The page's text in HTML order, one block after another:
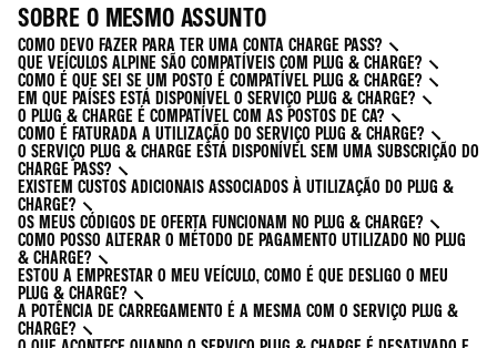
SOBRE O MESMO ASSUNTO
COMO DEVO FAZER PARA TER UMA CONTA CHARGE PASS?
QUE VEÍCULOS ALPINE SÃO COMPATÍVEIS COM PLUG & CHARGE?
COMO É QUE SEI SE UM POSTO É COMPATÍVEL PLUG & CHARGE?
EM QUE PAÍSES ESTÁ DISPONÍVEL O SERVIÇO PLUG & CHARGE?
O PLUG & CHARGE É COMPATÍVEL COM AS POSTOS DE CA?
COMO É FATURADA A UTILIZAÇÃO DO SERVIÇO PLUG & CHARGE?
O SERVIÇO PLUG & CHARGE ESTÁ DISPONÍVEL SEM UMA SUBSCRIÇÃO DO
CHARGE PASS?
EXISTEM CUSTOS ADICIONAIS ASSOCIADOS À UTILIZAÇÃO DO PLUG &
CHARGE?
OS MEUS CÓDIGOS DE OFERTA FUNCIONAM NO PLUG & CHARGE?
COMO POSSO ALTERAR O MÉTODO DE PAGAMENTO UTILIZADO NO PLUG
& CHARGE?
ESTOU A EMPRESTAR O MEU VEÍCULO, COMO É QUE DESLIGO O MEU
PLUG & CHARGE?
A POTÊNCIA DE CARREGAMENTO É A MESMA COM O SERVIÇO PLUG &
CHARGE?